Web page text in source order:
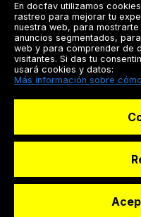
Docfav
©
En docfav utilizamos
rastreo para mejorar tu
nuestra web, para
anuncios segmentados,
web y para comprender de
visitantes. Si das tu
usará cookies y datos:
Más información sobre